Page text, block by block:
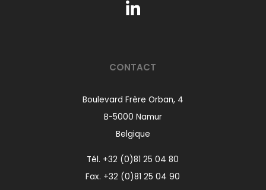
CONTACT
Boulevard Frère Orban, 4
B-5000 Namur
Belgique
Tél. +32 (0)81 25 04 80
Fax. +32 (0)81 25 04 90